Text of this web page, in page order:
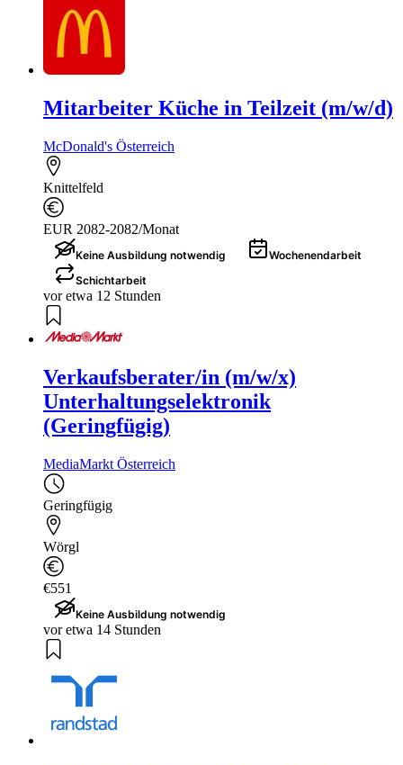
Mitarbeiter Küche in Teilzeit (m/w/d)
McDonald's Österreich
Knittelfeld
EUR 2082-2082/Monat
Keine Ausbildung notwendig
Wochenendarbeit
Schichtarbeit
vor etwa 12 Stunden
Verkaufsberater/in (m/w/x)
Unterhaltungselektronik
(Geringfügig)
MediaMarkt Österreich
Geringfügig
Wörgl
€551
Keine Ausbildung notwendig
vor etwa 14 Stunden